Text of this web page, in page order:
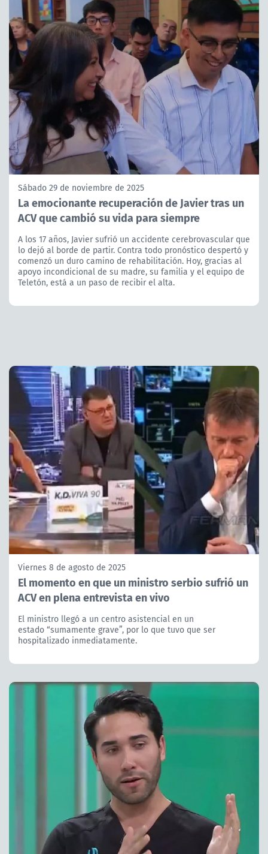
Sábado 29 de noviembre de 2025
La emocionante recuperación de Javier tras un
ACV que cambió su vida para siempre
A los 17 años, Javier sufrió un accidente cerebrovascular que
lo dejó al borde de partir. Contra todo pronóstico despertó y
comenzó un duro camino de rehabilitación. Hoy, gracias al
apoyo incondicional de su madre, su familia y el equipo de
Teletón, está a un paso de recibir el alta.
Viernes 8 de agosto de 2025
El momento en que un ministro serbio sufrió un
ACV en plena entrevista en vivo
El ministro llegó a un centro asistencial en un
estado “sumamente grave”, por lo que tuvo que ser
hospitalizado inmediatamente.